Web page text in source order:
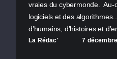
vraies du cybermonde. Au-
logiciels et des
d’humains, d’histoires et
La Rédac' 7